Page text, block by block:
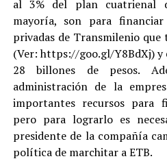
al 3% del plan cuatrienal
mayoría, son para
privadas de Transmilenio
(Ver: https://goo.gl/Y8BdXj) y
28 billones de pesos.
administración de la
importantes recursos para
pero para lograrlo es
presidente de la compañía
política de marchitar a ETB.